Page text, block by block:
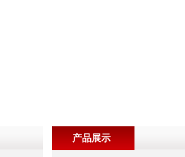
产品展示